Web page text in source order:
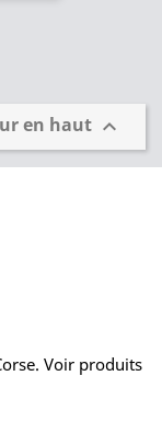
en haut 
Voir produits